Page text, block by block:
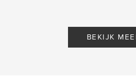
BEKIJK